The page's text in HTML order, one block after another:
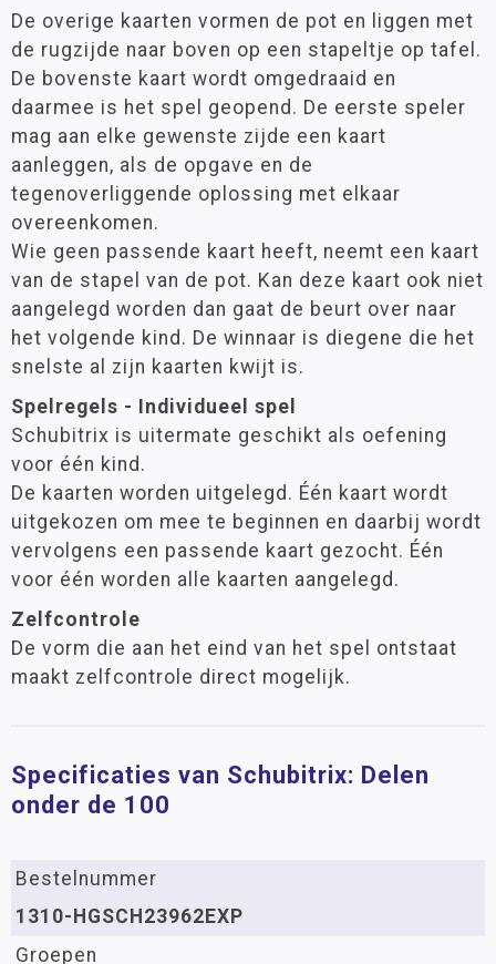
De overige kaarten vormen de pot en liggen met
de rugzijde naar boven op een stapeltje op tafel.
De bovenste kaart wordt omgedraaid en
daarmee is het spel geopend. De eerste speler
mag aan elke gewenste zijde een kaart
aanleggen, als de opgave en de
tegenoverliggende oplossing met elkaar
overeenkomen.
Wie geen passende kaart heeft, neemt een kaart
van de stapel van de pot. Kan deze kaart ook niet
aangelegd worden dan gaat de beurt over naar
het volgende kind. De winnaar is diegene die het
snelste al zijn kaarten kwijt is.
Spelregels - Individueel spel
Schubitrix is uitermate geschikt als oefening
voor één kind.
De kaarten worden uitgelegd. Één kaart wordt
uitgekozen om mee te beginnen en daarbij wordt
vervolgens een passende kaart gezocht. Één
voor één worden alle kaarten aangelegd.
Zelfcontrole
De vorm die aan het eind van het spel ontstaat
maakt zelfcontrole direct mogelijk.
Specificaties van Schubitrix: Delen
onder de 100
Bestelnummer
1310-HGSCH23962EXP
Groepen